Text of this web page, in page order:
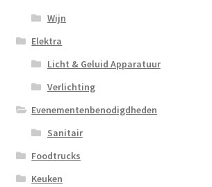
Wijn
Elektra
Licht & Geluid Apparatuur
Verlichting
Evenementenbenodigdheden
Sanitair
Foodtrucks
Keuken